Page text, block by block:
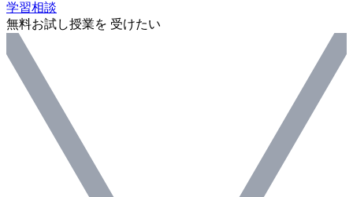
学習相談
無料お試し授業を 受けたい